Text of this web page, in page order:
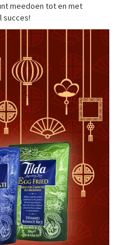
meedoen tot en met
succes!